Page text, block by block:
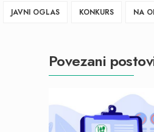
JAVNI OGLAS KONKURS NA
Povezani